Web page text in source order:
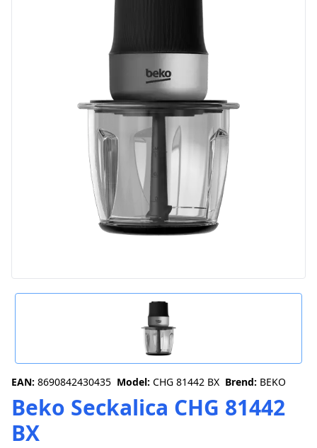
EAN: 8690842430435 Model: CHG 81442 BX Brend: BEKO
Beko Seckalica CHG 81442
BX